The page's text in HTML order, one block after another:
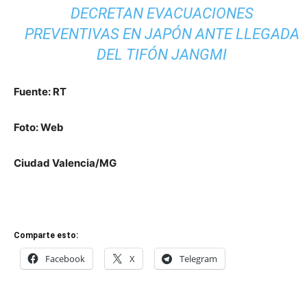
DECRETAN EVACUACIONES
PREVENTIVAS EN JAPÓN ANTE LLEGADA
DEL TIFÓN JANGMI
Fuente: RT
Foto: Web
Ciudad Valencia/MG
Comparte esto:
Facebook X Telegram